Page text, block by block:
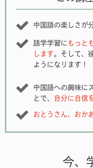
中国語の楽しさが
語学学習に もっと
します。そして、
ようになります！
中国語への興味に
とで、
自分に自信
おとうさん、おか
今、